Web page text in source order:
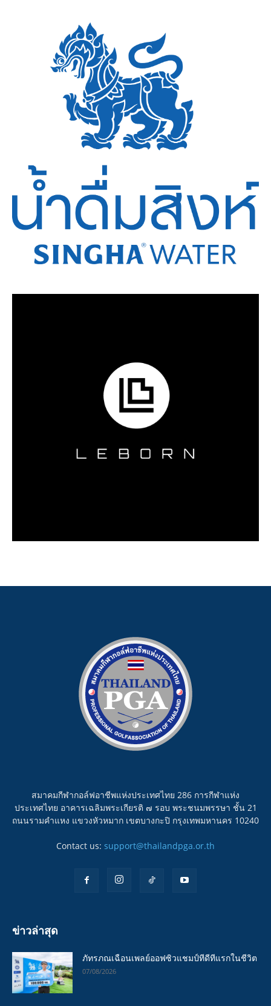
สมาคมกีฬากอล์ฟอาชีพแห่งประเทศไทย 286 การกีฬาแห่ง
ประเทศไทย อาคารเฉลิมพระเกียรติ ๗ รอบ พระชนมพรรษา ชั้น 21
ถนนรามคำแหง แขวงหัวหมาก เขตบางกะปิ กรุงเทพมหานคร 10240
Contact us: support@thailandpga.or.th
ข่าวล่าสุด
ภัทรภณเฉือนเพลย์ออฟซิวแชมป์ทีดีทีแรกในชีวิต
07/08/2026